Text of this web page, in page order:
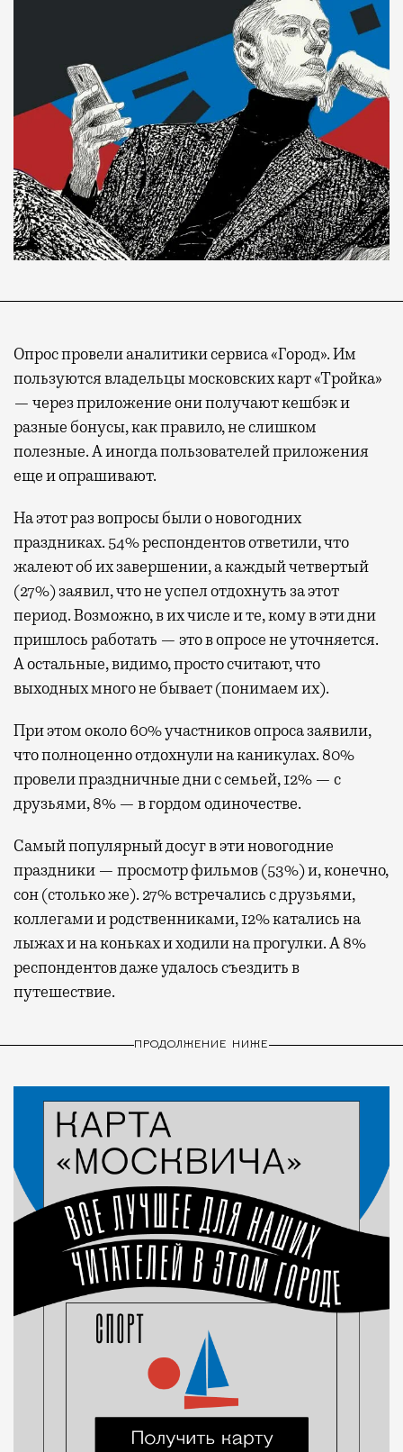
Опрос провели аналитики сервиса «Город». Им
пользуются владельцы московских карт «Тройка»
— через приложение они получают кешбэк и
разные бонусы, как правило, не слишком
полезные. А иногда пользователей приложения
еще и опрашивают.
На этот раз вопросы были о новогодних
праздниках. 54% респондентов ответили, что
жалеют об их завершении, а каждый четвертый
(27%) заявил, что не успел отдохнуть за этот
период. Возможно, в их числе и те, кому в эти дни
пришлось работать — это в опросе не уточняется.
А остальные, видимо, просто считают, что
выходных много не бывает (понимаем их).
При этом около 60% участников опроса заявили,
что полноценно отдохнули на каникулах. 80%
провели праздничные дни с семьей, 12% — с
друзьями, 8% — в гордом одиночестве.
Самый популярный досуг в эти новогодние
праздники — просмотр фильмов (53%) и, конечно,
сон (столько же). 27% встречались с друзьями,
коллегами и родственниками, 12% катались на
лыжах и на коньках и ходили на прогулки. А 8%
респондентов даже удалось съездить в
путешествие.
ПРОДОЛЖЕНИЕ НИЖЕ